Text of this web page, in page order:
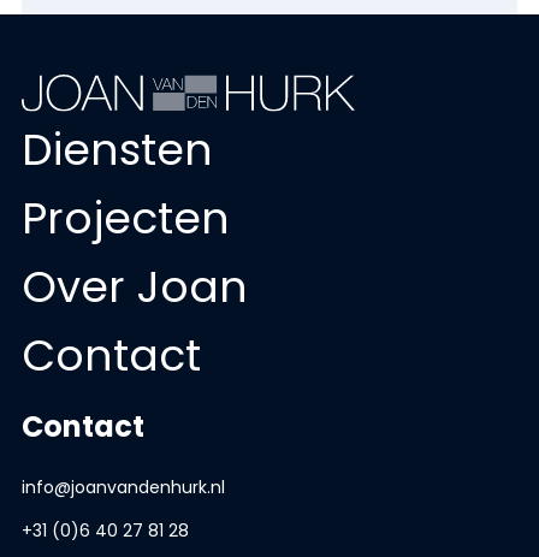
Diensten
Projecten
Over Joan
Contact
Contact
info@joanvandenhurk.nl
+31 (0)6 40 27 81 28